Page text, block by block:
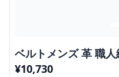
ベルトメンズ 革 職
¥10,730